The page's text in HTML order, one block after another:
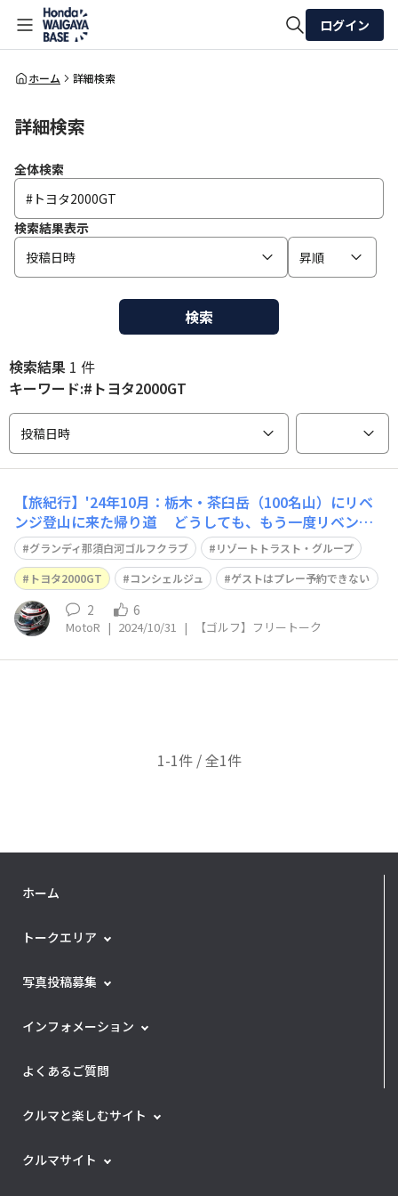
全体検索
ログイン
ホーム 詳細検索
詳細検索
全体検索
検索結果表示
投稿日時
昇順
検索
検索結果 1 件
キーワード:#トヨタ2000GT
投稿日時
【旅紀行】'24年10月：栃木・茶臼岳（100名山）にリベ
ンジ登山に来た帰り道 どうしても、もう一度リベンジ
したいゴルフ場⛳️ https://waigaya-base.honda.co.jp/ch
ats/pskzy6xuox4dgxne 『グランディ那須白河ゴルフク
ラブ』でプレーしました😀
グランディ那須白河ゴルフクラブ
リゾートトラスト・グループ
トヨタ2000GT
コンシェルジュ ゲストはプレー予約できない
2 6
MotoR | 2024/10/31 | 【ゴルフ】フリートーク
1-1件 / 全1件
ホーム
トークエリア
写真投稿募集
インフォメーション
よくあるご質問
クルマと楽しむサイト
クルマサイト